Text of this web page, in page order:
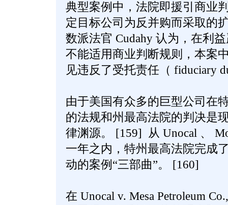
典型案例中，法院即援引商业
定目标公司为反并购而采取的
数派法官 Cudahy 认为，在利
不能适用商业判断规则，本案
见违反了受托责任（ fiduciary
由于美国有众多的巨型公司在
的法规和州最高法院的判决是
律渊源。 [159] 从 Unocal 、
一年之内，特州最高法院完成
动的案例“三部曲”。 [160]
在 Unocal v. Mesa Petroleum